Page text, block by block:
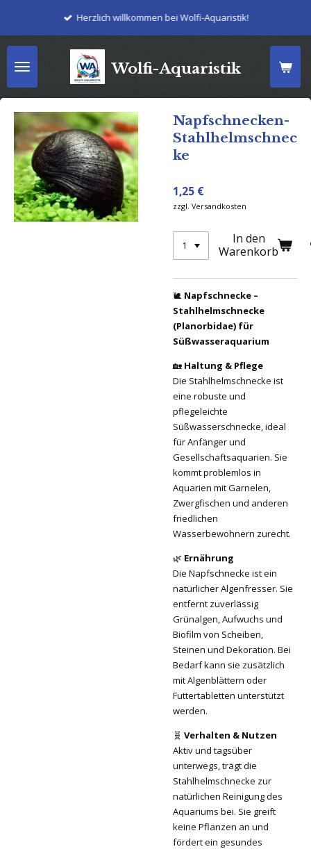
springen
Wolfi-Aquaristik
Herzlich willkommen bei Wolfi-Aquaristik!
Napfschnecken-
Stahlhelmschnec
ke
1,25 €
zzgl. Versandkosten
In den
Warenkorb
🐌 Napfschnecke –
Stahlhelmschnecke
(Planorbidae) für
Süßwasseraquarium
🏡 Haltung & Pflege
Die Stahlhelmschnecke ist
eine robuste und
pflegeleichte
Süßwasserschnecke, ideal
für Anfänger und
Gesellschaftsaquarien. Sie
kommt problemlos in
Aquarien mit Garnelen,
Zwergfischen und anderen
friedlichen
Wasserbewohnern zurecht.
🌿 Ernährung
Die Napfschnecke ist ein
natürlicher Algenfresser. Sie
entfernt zuverlässig
Grünalgen, Aufwuchs und
Biofilm von Scheiben,
Steinen und Dekoration. Bei
Bedarf kann sie zusätzlich
mit Algenblättern oder
Futtertabletten unterstützt
werden.
🧬 Verhalten & Nutzen
Aktiv und tagsüber
unterwegs, trägt die
Stahlhelmschnecke zur
natürlichen Reinigung des
Aquariums bei. Sie greift
keine Pflanzen an und
fördert ein gesundes